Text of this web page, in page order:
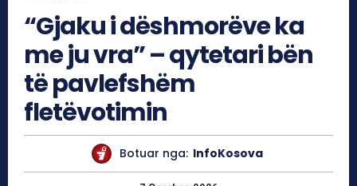
“Gjaku i dëshmorëve ka
me ju vra” – qytetari bën
të pavlefshëm
fletëvotimin
Botuar nga: InfoKosova